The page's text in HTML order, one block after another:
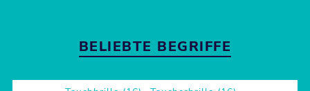
BELIEBTE BEGRIFFE